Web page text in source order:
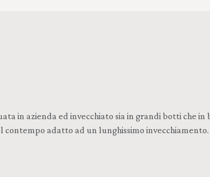
in azienda ed invecchiato sia in grandi botti che in
adatto ad un lunghissimo invecchiamento.